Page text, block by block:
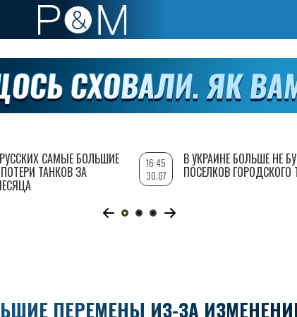
ПЕРЕМЕНЫ ИЗ-ЗА
САМЫЕ БОЛЬШИЕ
ТАНКОВ ЗА
16:45
30.07
В УКРАИНЕ БОЛЬШЕ НЕ
ПОСЕЛКОВ ГОРОДСКОГО